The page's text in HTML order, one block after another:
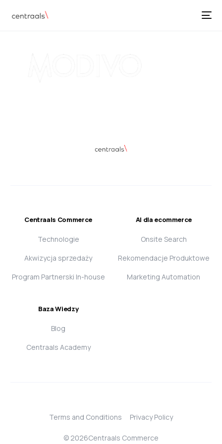
Centraals Commerce
Technologie
Akwizycja sprzedaży
Program Partnerski In-house
AI dla ecommerce
Onsite Search
Rekomendacje Produktowe
Marketing Automation
Baza Wiedzy
Blog
Centraals Academy
© 2026Centraals Commerce
Terms and Conditions Privacy Policy
Login